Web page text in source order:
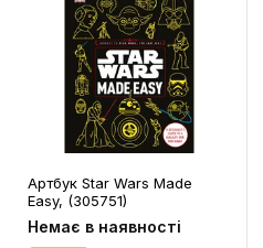
Артбук Star Wars Made
Easy, (305751)
Немає в наявності